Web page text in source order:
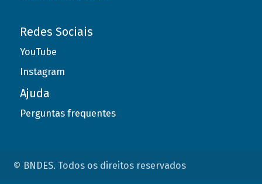
Redes Sociais
YouTube
Instagram
Ajuda
Perguntas frequentes
© BNDES. Todos os direitos reservados